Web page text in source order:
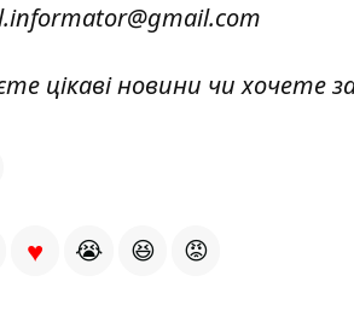
цікаві новини чи хочете
♥ 😭 😆 😡